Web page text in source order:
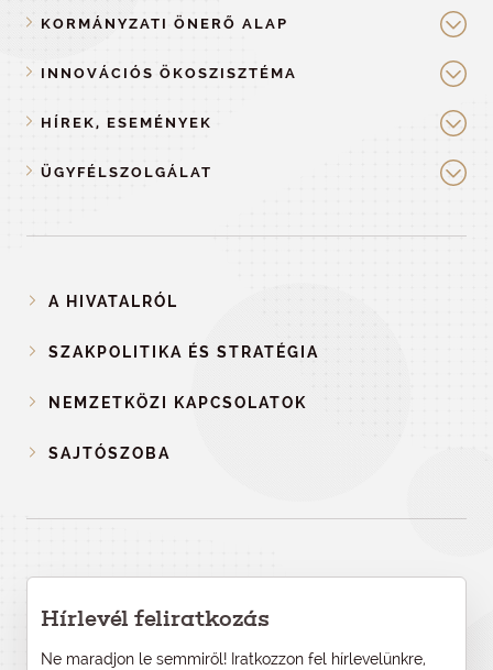
KORMÁNYZATI ÖNERŐ ALAP
INNOVÁCIÓS ÖKOSZISZTÉMA
HÍREK, ESEMÉNYEK
ÜGYFÉLSZOLGÁLAT
A HIVATALRÓL
SZAKPOLITIKA ÉS STRATÉGIA
NEMZETKÖZI KAPCSOLATOK
SAJTÓSZOBA
Hírlevél feliratkozás
Ne maradjon le semmiről! Iratkozzon fel hírlevelünkre,